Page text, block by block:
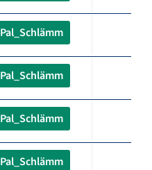
Pal_Schlämm
Pal_Schlämm
Pal_Schlämm
Pal_Schlämm